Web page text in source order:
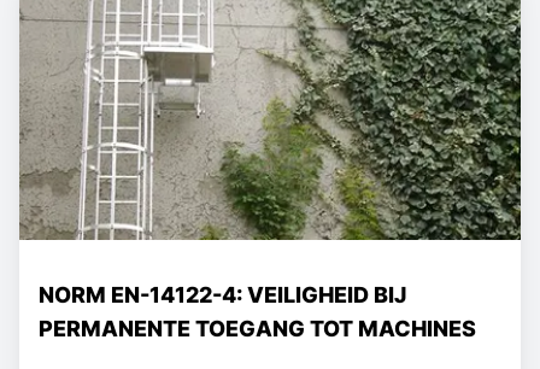
NORM EN-14122-4: VEILIGHEID BIJ
PERMANENTE TOEGANG TOT MACHINES